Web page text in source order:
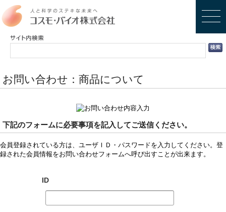
お問い合わせ：商品について
下記のフォームに必要事項を記入してご送信ください。
会員登録されている方は、ユーザＩＤ・パスワードを入力してください。登
録された会員情報をお問い合わせフォームへ呼び出すことが出来ます。
ID